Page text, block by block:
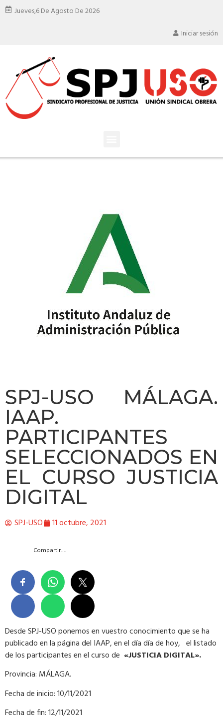
Jueves,6 De Agosto De 2026
Iniciar sesión
SPJ-USO MÁLAGA.
IAAP.
PARTICIPANTES
SELECCIONADOS EN
EL CURSO JUSTICIA
DIGITAL
SPJ-USO 11 octubre, 2021
Compartir….
Desde SPJ-USO ponemos en vuestro conocimiento que se ha
publicado en la página del IAAP, en el día día de hoy, el listado
de los participantes en el curso de «JUSTICIA DIGITAL».
Provincia: MÁLAGA.
Fecha de inicio: 10/11/2021
Fecha de fin: 12/11/2021